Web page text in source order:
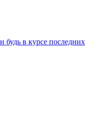
будь в курсе последних